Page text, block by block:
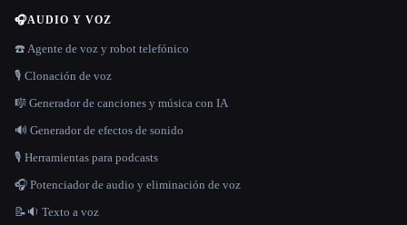
🎧AUDIO Y VOZ
☎️ Agente de voz y robot telefónico
🎙️ Clonación de voz
🎼 Generador de canciones y música con IA
🔊 Generador de efectos de sonido
🎙️ Herramientas para podcasts
🎧 Potenciador de audio y eliminación de voz
📝🔉 Texto a voz